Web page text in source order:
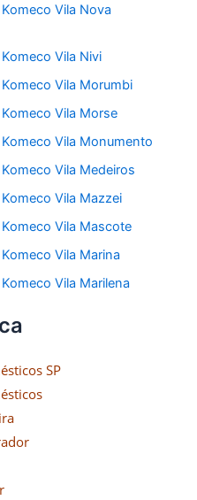
Vila Nova
Vila Nivi
Vila Morumbi
Vila Morse
Vila Monumento
Vila Medeiros
Vila Mazzei
Vila Mascote
Vila Marina
Vila Marilena
SP